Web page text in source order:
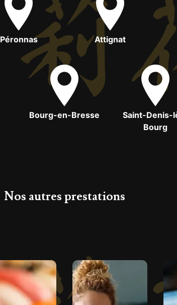
Péronnas Attignat
Bourg-en-Bresse
Saint-Denis-
Bourg
Nos autres prestations